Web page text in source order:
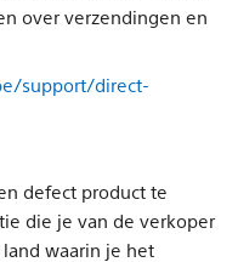
over verzendingen en
support/direct-
defect product te
die je van de verkoper
waarin je het